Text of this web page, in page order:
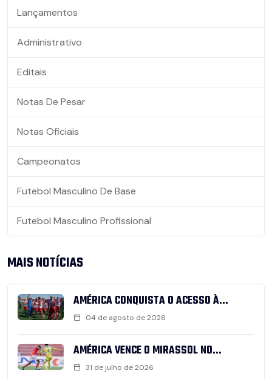
Lançamentos
Administrativo
Editais
Notas De Pesar
Notas Oficiais
Campeonatos
Futebol Masculino De Base
Futebol Masculino Profissional
MAIS NOTÍCIAS
AMÉRICA CONQUISTA O ACESSO À...
04 de agosto de 2026
AMÉRICA VENCE O MIRASSOL NO...
31 de julho de 2026